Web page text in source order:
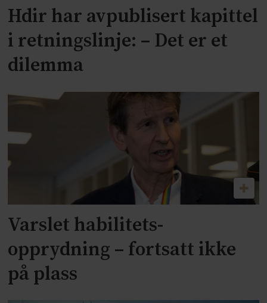
Hdir har avpublisert kapittel
i retningslinje: – Det er et
dilemma
Varslet habilitets-
opprydning – fortsatt ikke
på plass